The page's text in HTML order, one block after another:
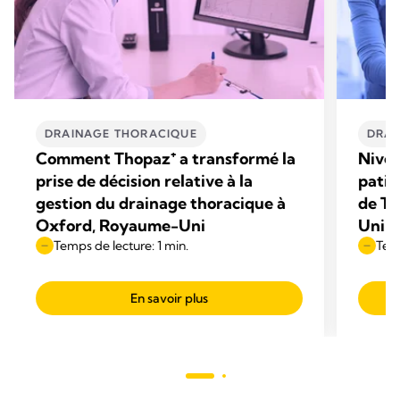
DRAINAGE THORACIQUE
Comment Thopaz⁺ a transformé la
prise de décision relative à la
gestion du drainage thoracique à
Oxford, Royaume-Uni
Temps de lecture: 1 min.
En savoir plus
de
Uni